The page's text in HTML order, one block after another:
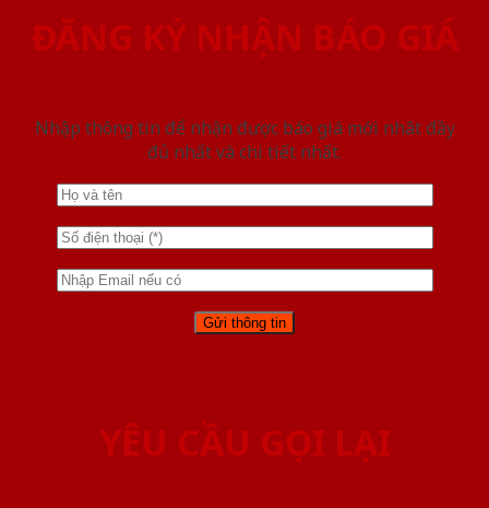
ĐĂNG KÝ NHẬN BÁO GIÁ
Nhập thông tin để nhận được báo giá mới nhât đầy
đủ nhất và chi tiết nhất.
YÊU CẦU GỌI LẠI